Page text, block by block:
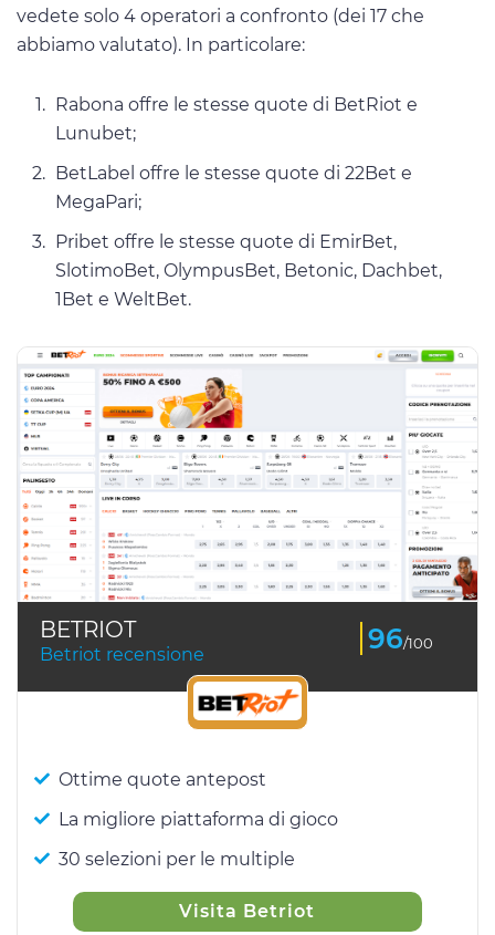
vedete solo 4 operatori a confronto (dei 17 che
abbiamo valutato). In particolare:
Rabona offre le stesse quote di BetRiot e
Lunubet;
BetLabel offre le stesse quote di 22Bet e
MegaPari;
Pribet offre le stesse quote di EmirBet,
SlotimoBet, OlympusBet, Betonic, Dachbet,
1Bet e WeltBet.
BETRIOT
Betriot recensione 96/100
Ottime quote antepost
La migliore piattaforma di gioco
30 selezioni per le multiple
Visita Betriot